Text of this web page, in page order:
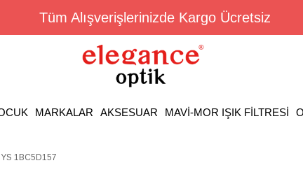
Tüm Alışverişlerinizde Kargo Ücretsiz
MARKALAR AKSESUAR MAVİ-MOR IŞIK FİLTRESİ
1BC5D157